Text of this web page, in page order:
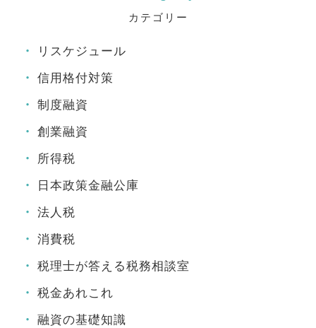
カテゴリー
リスケジュール
信用格付対策
制度融資
創業融資
所得税
日本政策金融公庫
法人税
消費税
税理士が答える税務相談室
税金あれこれ
融資の基礎知識